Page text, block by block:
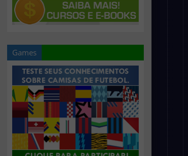
Games